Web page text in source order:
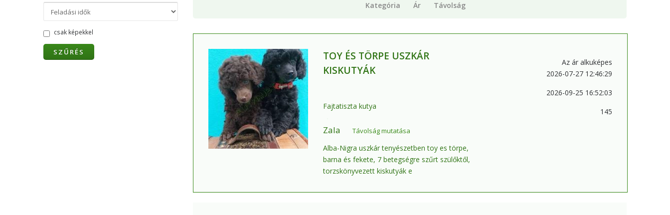
Kategória Ár Távolság
TOY ÉS TÖRPE USZKÁR
KISKUTYÁK
Fajtatiszta kutya
Zala Távolság mutatása
Alba-Nigra uszkár tenyészetben toy es törpe,
barna és fekete, 7 betegségre szűrt szülőktől,
torzskönyvezett kiskutyák e
Az ár alkuképes
2026-07-27 12:46:29
2026-09-25 16:52:03
145
csak képekkel
SZŰRÉS